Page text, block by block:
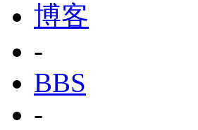
博客
-
BBS
-